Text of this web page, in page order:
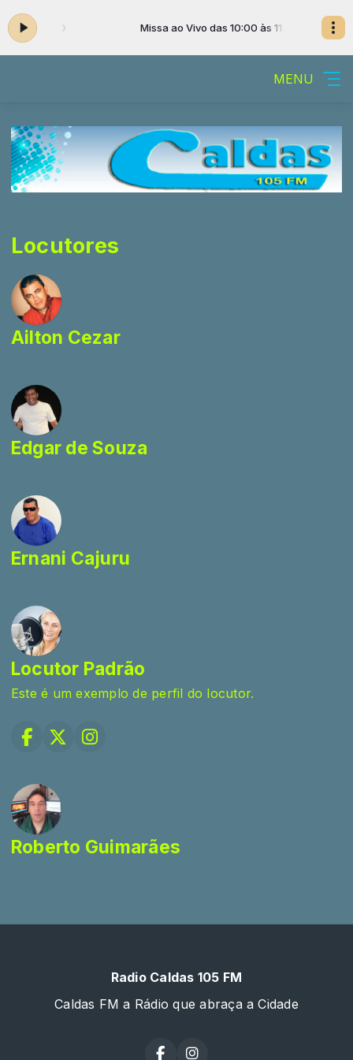
às 11:00 Missa ao Vivo das 10:00 às 11:00
MENU
Locutores
Ailton Cezar
Edgar de Souza
Ernani Cajuru
Locutor Padrão
Este é um exemplo de perfil do locutor.
Roberto Guimarães
Radio Caldas 105 FM
Caldas FM a Rádio que abraça a Cidade